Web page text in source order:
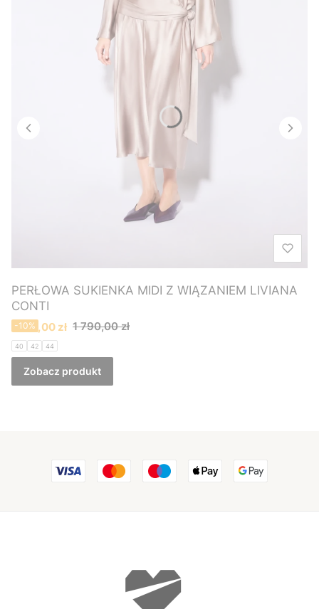
PERŁOWA SUKIENKA MIDI Z WIĄZANIEM LIVIANA
CONTI
Cena promocyjna
1 610,00 zł 1 790,00 zł
-10%
40 42 44
Zobacz produkt